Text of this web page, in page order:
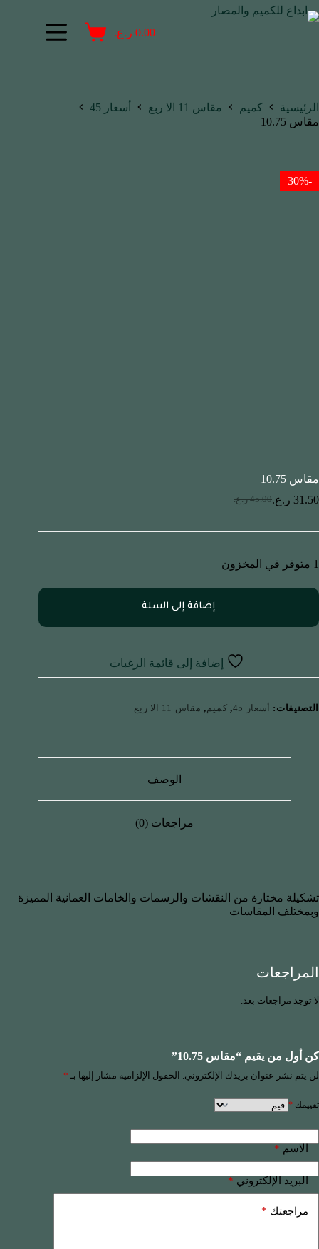
0.00 ر.ع.
الرئيسية كميم مقاس 11 الا ربع
أسعار 45
مقاس 10.75
-30%
مقاس 10.75
45.00 ر.ع. 31.50 ر.ع.
1 متوفر في المخزون
إضافة إلى السلة
إضافة إلى قائمة الرغبات
التصنيفات: أسعار 45 , كميم , مقاس 11 الا ربع
الوصف
مراجعات (0)
تشكيلة مختارة من النقشات والرسمات والخامات العمانية المميزة
وبمختلف المقاسات
المراجعات
لا توجد مراجعات بعد.
كن أول من يقيم “مقاس 10.75”
لن يتم نشر عنوان بريدك الإلكتروني. الحقول الإلزامية مشار إليها بـ *
تقييمك *
الاسم*
البريد الإلكتروني*
مراجعتك *